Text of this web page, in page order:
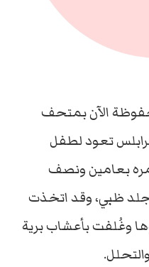
الآن بمتحف
تعود لطفل
بعامين ونصف
جلد ظبي، وقد اتخذت
وغُلفت بأعشاب برية